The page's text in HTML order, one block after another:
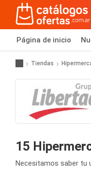
Página de inicio
Tiendas
15
Necesitamos saber tu